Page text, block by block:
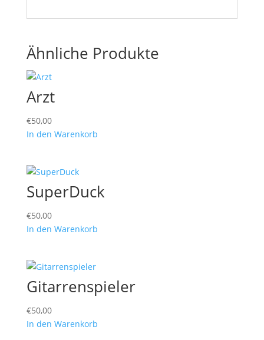
Ähnliche Produkte
Arzt
€50,00
In den Warenkorb
SuperDuck
€50,00
In den Warenkorb
Gitarrenspieler
€50,00
In den Warenkorb